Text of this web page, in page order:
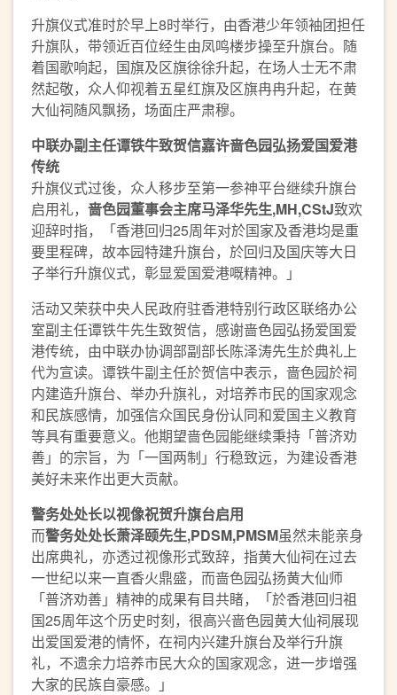
升旗仪式准时於早上8时举行，由香港少年领袖团担任
升旗队，带领近百位经生由凤鸣楼步操至升旗台。随
着国歌响起，国旗及区旗徐徐升起，在场人士无不肃
然起敬，众人仰视着五星红旗及区旗冉冉升起，在黄
大仙祠随风飘扬，场面庄严肃穆。
中联办副主任谭铁牛致贺信嘉许啬色园弘扬爱国爱港
传统
升旗仪式过後，众人移步至第一参神平台继续升旗台
启用礼， 啬色园董事会主席马泽华先生,MH,CStJ致欢
迎辞时指，「香港回归25周年对於国家及香港均是重
要里程碑，故本园特建升旗台，於回归及国庆等大日
子举行升旗仪式，彰显爱国爱港嘅精神。」
活动又荣获中央人民政府驻香港特别行政区联络办公
室副主任谭铁牛先生致贺信，感谢啬色园弘扬爱国爱
港传统，由中联办协调部副部长陈泽涛先生於典礼上
代为宣读。谭铁牛副主任於贺信中表示，啬色园於祠
内建造升旗台、举办升旗礼，对培养市民的国家观念
和民族感情，加强信众国民身份认同和爱国主义教育
等具有重要意义。他期望啬色园能继续秉持「普济劝
善」的宗旨，为「一国两制」行稳致远，为建设香港
美好未来作出更大贡献。
警务处处长以视像祝贺升旗台启用
而警务处处长萧泽颐先生,PDSM,PMSM虽然未能亲身
出席典礼，亦透过视像形式致辞，指黄大仙祠在过去
一世纪以来一直香火鼎盛，而啬色园弘扬黄大仙师
「普济劝善」精神的成果有目共睹，「於香港回归祖
国25周年这个历史时刻，很高兴啬色园黄大仙祠展现
出爱国爱港的情怀，在祠内兴建升旗台及举行升旗
礼，不遗余力培养市民大众的国家观念，进一步增强
大家的民族自豪感。」